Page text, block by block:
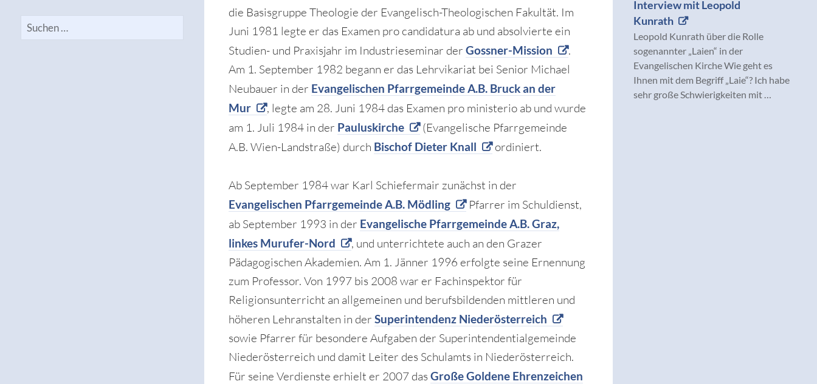
Suchen
die Basisgruppe Theologie der Evangelisch-Theologischen Fakultät. Im
Juni 1981 legte er das Examen pro candidatura ab und absolvierte ein
Studien- und Praxisjahr im Industrieseminar derGossner-Mission
.
Am 1. September 1982 begann er das Lehrvikariat bei Senior Michael
Neubauer in der Evangelischen Pfarrgemeinde A.B. Bruck an der
Mur
, legte am 28. Juni 1984 das Examen pro ministerio ab und wurde
am 1. Juli 1984 in der Pauluskirche
(Evangelische Pfarrgemeinde
A.B. Wien-Landstraße) durch Bischof Dieter Knall ordiniert.
Ab September 1984 war Karl Schiefermair zunächst in der
Evangelischen Pfarrgemeinde A.B. Mödling
Pfarrer im Schuldienst,
ab September 1993 in der Evangelische Pfarrgemeinde A.B. Graz,
linkes Murufer-Nord
, und unterrichtete auch an den Grazer
Pädagogischen Akademien. Am 1. Jänner 1996 erfolgte seine Ernennung
zum Professor. Von 1997 bis 2008 war er Fachinspektor für
Religionsunterricht an allgemeinen und berufsbildenden mittleren und
höheren Lehranstalten in derSuperintendenz Niederösterreich
sowie Pfarrer für besondere Aufgaben der Superintendentialgemeinde
Niederösterreich und damit Leiter des Schulamts in Niederösterreich.
Für seine Verdienste erhielt er 2007 dasGroße Goldene Ehrenzeichen
Interview mit Leopold
Kunrath
Leopold Kunrath über die Rolle
sogenannter „Laien“ in der
Evangelischen Kirche Wie geht es
Ihnen mit dem Begriff „Laie“? Ich habe
sehr große Schwierigkeiten mit …